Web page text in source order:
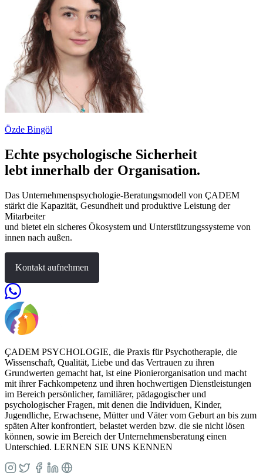
Özde Bingöl
Echte psychologische Sicherheit
lebt innerhalb der Organisation.
Das Unternehmenspsychologie-Beratungsmodell von ÇADEM
stärkt die Kapazität, Gesundheit und produktive Leistung der
Mitarbeiter
und bietet ein sicheres Ökosystem und Unterstützungssysteme von
innen nach außen.
Kontakt aufnehmen
ÇADEM PSYCHOLOGIE, die Praxis für Psychotherapie, die
Wissenschaft, Qualität, Liebe und das Vertrauen zu ihren
Grundwerten gemacht hat, ist eine Pionierorganisation und macht
mit ihrer Fachkompetenz und ihren hochwertigen Dienstleistungen
im Bereich persönlicher, familiärer, pädagogischer und
psychologischer Fragen, mit denen die Individuen, Kinder,
Jugendliche, Erwachsene, Mütter und Väter vom Geburt an bis zum
späten Alter konfrontiert, belastet werden bzw. die sie nicht lösen
können, sowie im Bereich der Unternehmensberatung einen
Unterschied. LERNEN SIE UNS KENNEN